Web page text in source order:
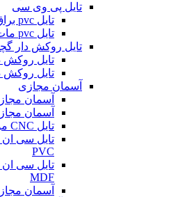
تایل پی وی سی
تایل pvc براق
تایل pvc مات
تایل روکش دار گچی
تایل روکش
تایل روکش
آسمان مجازی
آسمان مجازی
آسمان
تایل CNC مولتی استایل
PVC
MDF
آسمان